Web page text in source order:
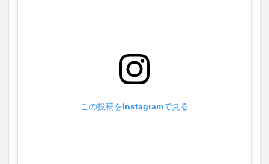
この投稿をInstagramで見る